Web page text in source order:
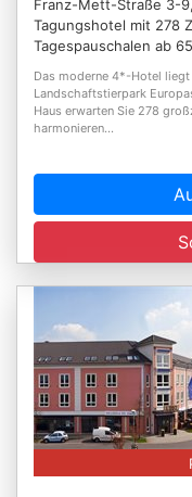
Franz-Mett-Straße 3-
Tagungshotel mit 278
Tagespauschalen ab
Das moderne 4*-Hotel
Landschaftstierpark
Haus erwarten Sie 278
harmonieren...